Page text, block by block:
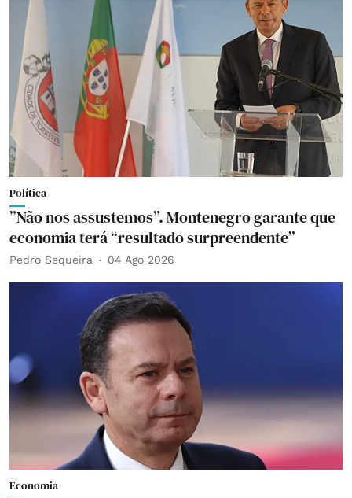
Política
”Não nos assustemos”. Montenegro garante que
economia terá “resultado surpreendente”
Pedro Sequeira 04 Ago 2026
Economia